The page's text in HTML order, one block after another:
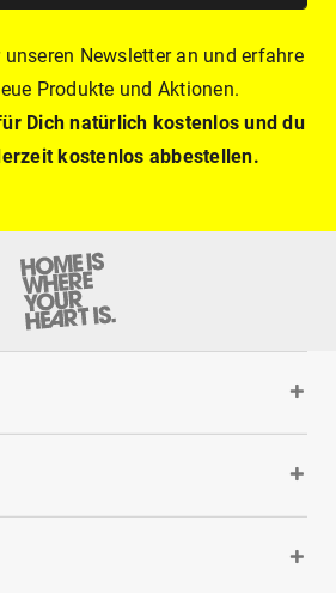
Newsletter an und erfahre
Produkte und Aktionen.
Dich natürlich kostenlos und du
kostenlos abbestellen.